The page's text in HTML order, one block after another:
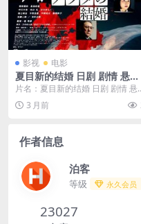
影视 电影
夏目新的结婚 日剧 剧情 悬疑
惊悚 2024 日本电影 中字 高
下载
片名：夏目新的结婚 日剧 剧情 悬
疑 惊悚 2024 日本电影 中字 高清
下载...3 月前
作者信息
泊客
等级 永久会员
23027